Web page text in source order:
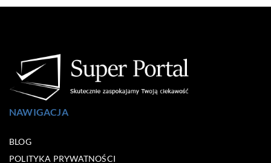
NAWIGACJA
BLOG
POLITYKA PRYWATNOŚCI